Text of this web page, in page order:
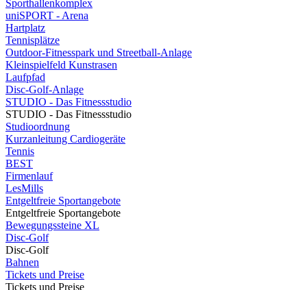
Sporthallenkomplex
uniSPORT - Arena
Hartplatz
Tennisplätze
Outdoor-Fitnesspark und Streetball-Anlage
Kleinspielfeld Kunstrasen
Laufpfad
Disc-Golf-Anlage
STUDIO - Das Fitnessstudio
STUDIO - Das Fitnessstudio
Studioordnung
Kurzanleitung Cardiogeräte
Tennis
BEST
Firmenlauf
LesMills
Entgeltfreie Sportangebote
Entgeltfreie Sportangebote
Bewegungssteine XL
Disc-Golf
Disc-Golf
Bahnen
Tickets und Preise
Tickets und Preise